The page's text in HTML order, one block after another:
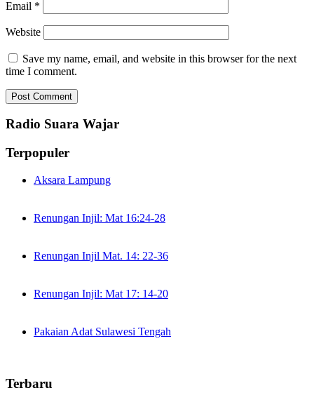
Email *
Website
Save my name, email, and website in this browser for the next
time I comment.
Radio Suara Wajar
Terpopuler
Aksara Lampung
Renungan Injil: Mat 16:24-28
Renungan Injil Mat. 14: 22-36
Renungan Injil: Mat 17: 14-20
Pakaian Adat Sulawesi Tengah
Terbaru